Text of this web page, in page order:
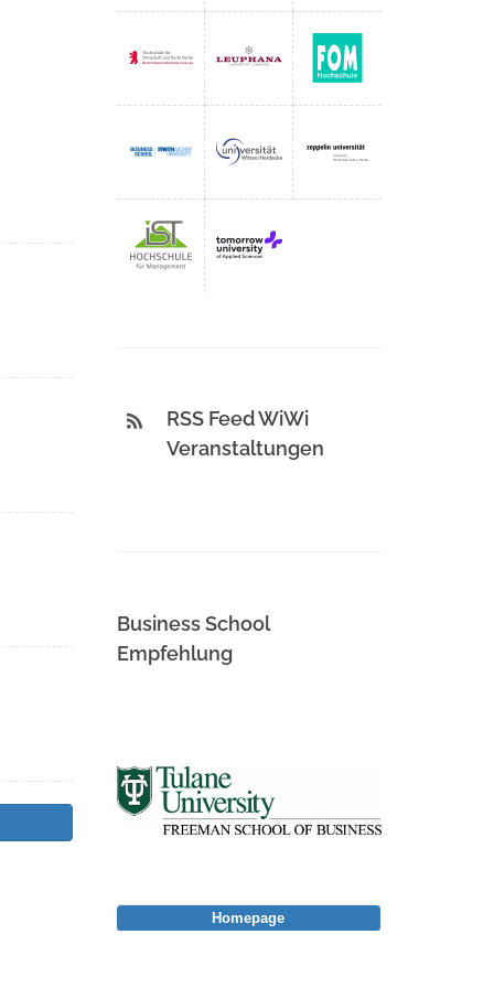
RSS Feed WiWi
Veranstaltungen
Business School
Empfehlung
Homepage